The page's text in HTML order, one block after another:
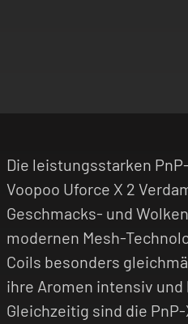
Die leistungsstarken
Voopoo Uforce X 2
Geschmacks- und
modernen Mesh-
Coils besonders
ihre Aromen intensiv
Gleichzeitig sind die